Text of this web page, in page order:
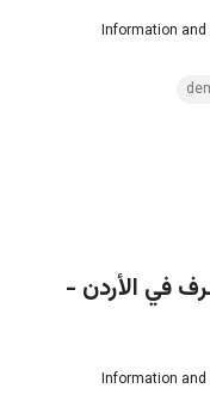
Information
في الأردن -
Information